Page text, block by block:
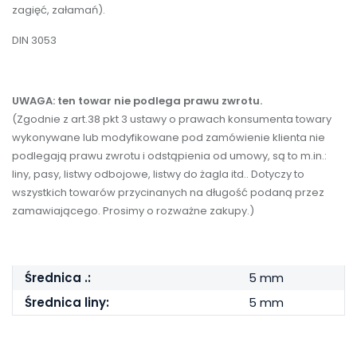
zagięć, załamań).
DIN 3053
UWAGA: ten towar nie podlega prawu zwrotu.
(Zgodnie z art.38 pkt 3 ustawy o prawach konsumenta towary
wykonywane lub modyfikowane pod zamówienie klienta nie
podlegają prawu zwrotu i odstąpienia od umowy, są to m.in.:
liny, pasy, listwy odbojowe, listwy do żagla itd.. Dotyczy to
wszystkich towarów przycinanych na długość podaną przez
zamawiającego. Prosimy o rozważne zakupy.)
Średnica .:
5 mm
Średnica liny:
5 mm